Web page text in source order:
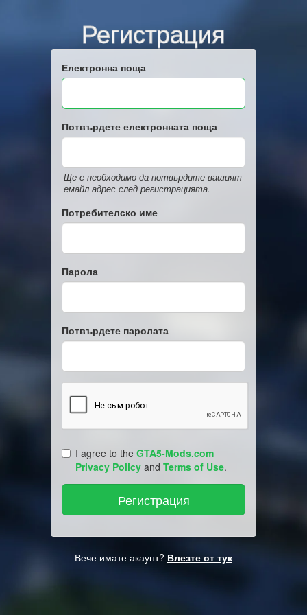
Регистрация
Електронна поща
Потвърдете електронната поща
Ще е необходимо да потвърдите вашият
емайл адрес след регистрацията.
Потребителско име
Парола
Потвърдете паролата
I agree to the GTA5-Mods.com
Privacy Policy and Terms of Use.
Вече имате акаунт? Влезте от тук